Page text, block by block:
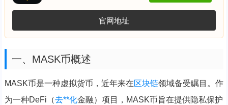
官网地址
一、MASK币概述
MASK币是一种虚拟货币，近年来在区块链领域备受瞩目。作
为一种DeFi（去**化金融）项目，MASK币旨在提供隐私保护